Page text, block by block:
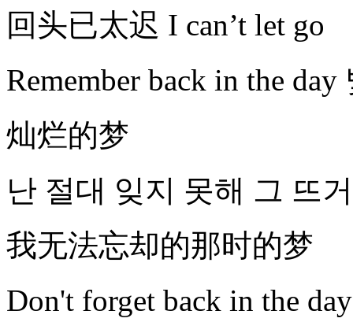
回头已太迟 I can’t let go
Remember back in the
灿烂的梦
난 절대 잊지 못해 그 뜨
我无法忘却的那时的梦
Don't forget back in the